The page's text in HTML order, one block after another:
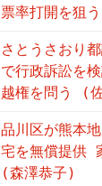
票率打開を狙
さとうさおり
で行政訴訟を
越権を問う (
品川区が熊本
宅を無償提供
(森澤恭子)